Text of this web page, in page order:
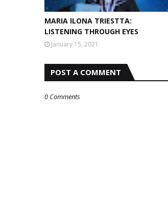
MARIA ILONA TRIESTTA:
LISTENING THROUGH EYES
January 15, 2021
POST A COMMENT
0 Comments